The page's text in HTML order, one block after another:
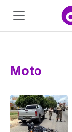
Main
Navigation
Moto